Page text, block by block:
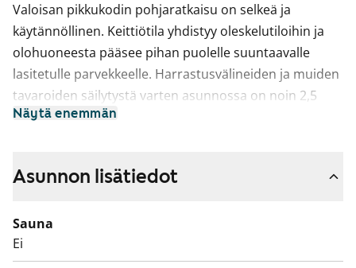
Valoisan pikkukodin pohjaratkaisu on selkeä ja
käytännöllinen. Keittiötila yhdistyy oleskelutiloihin ja
olohuoneesta pääsee pihan puolelle suuntaavalle
lasitetulle parvekkeelle. Harrastusvälineiden ja muiden
tavaroiden säilytystä varten asunnossa on noin 2,5
neliön varastotila. Kellaritiloissa tai vintillä ei ole
Asuintilojen lattiat ovat tammilaminaattia. Keittiön
alakaappien välinen tila on laatoitettu valkoisilla
laatoilla. Työtaso on lattian sävyyn sointuvaa tammen
sävyistä laminaattia. Varustukseen kuuluu keraaminen
Näytä enemmän
Asunnon lisätiedot
Sauna
Ei